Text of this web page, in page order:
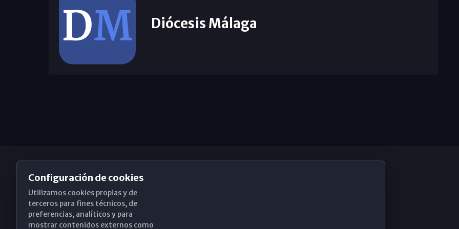
Diócesis Málaga
Obispado de Málaga
Configuración de cookies
Utilizamos cookies propias y de
terceros para fines técnicos, de
preferencias, analíticos y para
mostrar contenidos externos como